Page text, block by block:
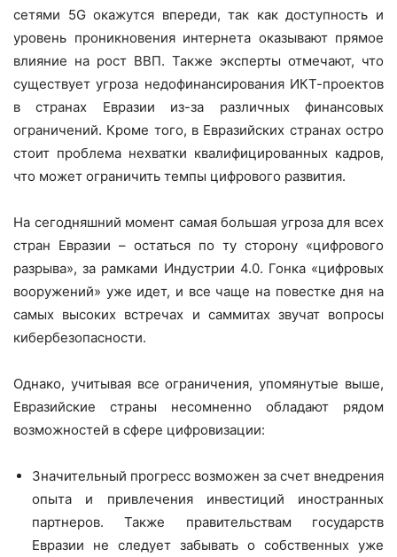
сетями 5G окажутся впереди, так как доступность и
уровень проникновения интернета оказывают прямое
влияние на рост ВВП. Также эксперты отмечают, что
существует угроза недофинансирования ИКТ-проектов
в странах Евразии из-за различных финансовых
ограничений. Кроме того, в Евразийских странах остро
стоит проблема нехватки квалифицированных кадров,
что может ограничить темпы цифрового развития.
На сегодняшний момент самая большая угроза для всех
стран Евразии – остаться по ту сторону «цифрового
разрыва», за рамками Индустрии 4.0. Гонка «цифровых
вооружений» уже идет, и все чаще на повестке дня на
самых высоких встречах и саммитах звучат вопросы
кибербезопасности.
Однако, учитывая все ограничения, упомянутые выше,
Евразийские страны несомненно обладают рядом
возможностей в сфере цифровизации:
Значительный прогресс возможен за счет внедрения
опыта и привлечения инвестиций иностранных
партнеров. Также правительствам государств
Евразии не следует забывать о собственных уже